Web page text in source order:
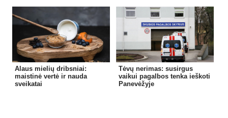
Alaus mielių dribsniai:
maistinė vertė ir nauda
sveikatai
Tėvų nerimas: susirgus
vaikui pagalbos tenka ieškoti
Panevėžyje